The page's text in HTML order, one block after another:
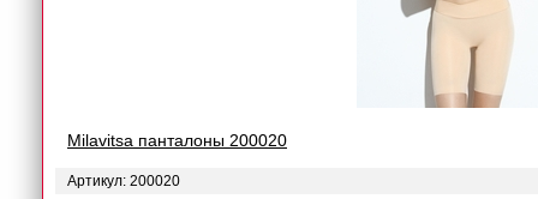
Milavitsa панталоны 200020
Артикул: 200020